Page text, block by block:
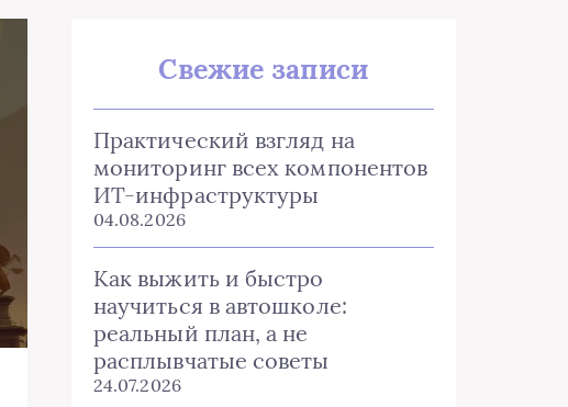
Свежие записи
Практический взгляд на
мониторинг всех компонентов
ИТ-инфраструктуры
04.08.2026
Как выжить и быстро
научиться в автошколе:
реальный план, а не
расплывчатые советы
24.07.2026